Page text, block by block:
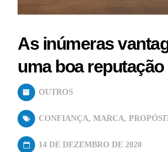
As inúmeras
uma boa reputação
OUTROS
CONFIANÇA, MARCA,
14 DE DEZEMBRO DE 2020